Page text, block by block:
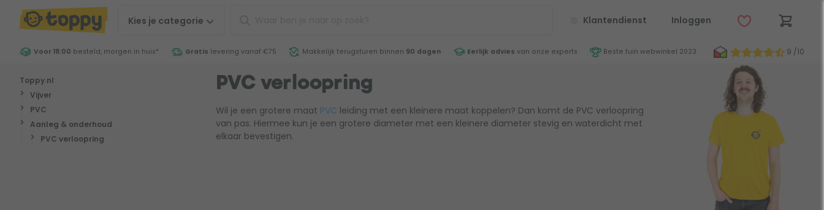
Kies je categorie Klantendienst Inloggen
Voor 18:00 besteld, morgen in huis* Gratis levering vanaf €75 Makkelijk terugsturen binnen 90 dagen Eerlijk advies van onze experts Beste tuin webwinkel 2023 9 /10
Toppy.nl
Vijver
PVC
Aanleg & onderhoud
PVC verloopring
PVC verloopring
Wil je een grotere maat PVC leiding met een kleinere maat koppelen? Dan komt de PVC verloopring
van pas. Hiermee kun je een grotere diameter met een kleinere diameter stevig en waterdicht met
elkaar bevestigen.